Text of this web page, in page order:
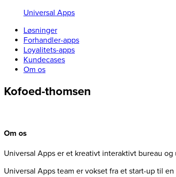
Universal Apps
Løsninger
Forhandler-apps
Loyalitets-apps
Kundecases
Om os
Kofoed-thomsen
Om os
Universal Apps er et kreativt interaktivt bureau
Universal Apps team er vokset fra et start-up til